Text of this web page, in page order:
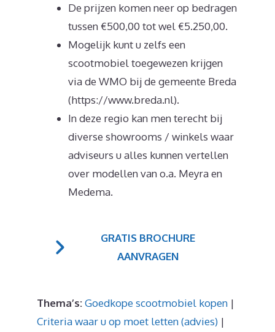
De prijzen komen neer op bedragen
tussen €500,00 tot wel €5.250,00.
Mogelijk kunt u zelfs een
scootmobiel toegewezen krijgen
via de WMO bij de gemeente Breda
(https://www.breda.nl).
In deze regio kan men terecht bij
diverse showrooms / winkels waar
adviseurs u alles kunnen vertellen
over modellen van o.a. Meyra en
Medema.
GRATIS BROCHURE
AANVRAGEN
Thema’s:Goedkope scootmobiel kopen |
Criteria waar u op moet letten (advies) |